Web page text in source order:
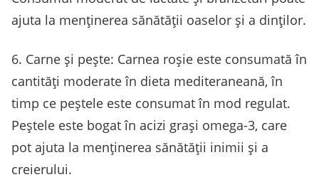
ajuta la menținerea sănătății oaselor și a dinților.
6. Carne și pește: Carnea roșie este consumată în
cantități moderate în dieta mediteraneană, în
timp ce peștele este consumat în mod regulat.
Peștele este bogat în acizi grași omega-3, care
pot ajuta la menținerea sănătății inimii și a
creierului.